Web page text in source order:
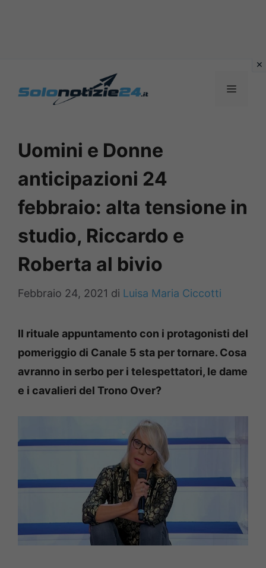
MENU
Uomini e Donne
anticipazioni 24
febbraio: alta tensione in
studio, Riccardo e
Roberta al bivio
Febbraio 24, 2021 di Luisa Maria Ciccotti
Il rituale appuntamento con i protagonisti del
pomeriggio di Canale 5 sta per tornare. Cosa
avranno in serbo per i telespettatori, le dame
e i cavalieri del Trono Over?